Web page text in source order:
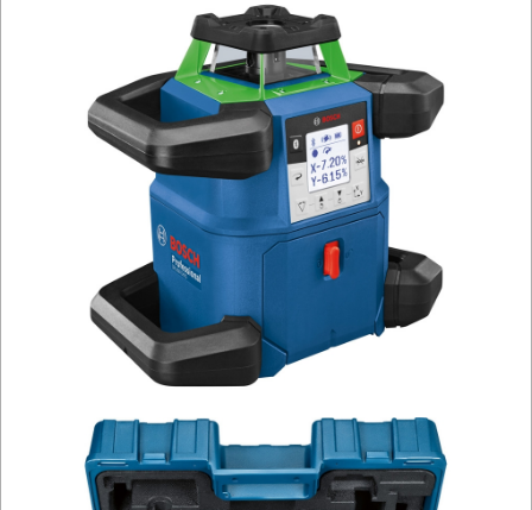
HYDRAULICZNE
NARZĘDZIA
INSTALACYJNE,
PALNIKI
PNEUMATYCZNE
AKCESORIA
KOMPRESORY
NARZĘDZIA
SPAWALNICTWO
URZĄDZENIA
ROZRUCHOWE
PROSTOWNIKI